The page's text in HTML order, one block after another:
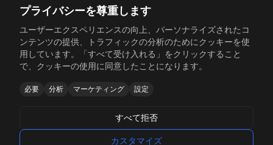
プライバシーを尊重します
ユーザーエクスペリエンスの向上、パーソナライズされたコ
ンテンツの提供、トラフィックの分析のためにクッキーを使
用しています。「すべて受け入れる」をクリックすること
で、クッキーの使用に同意したことになります。
必要 分析 マーケティング 設定
すべて拒否
カスタマイズ